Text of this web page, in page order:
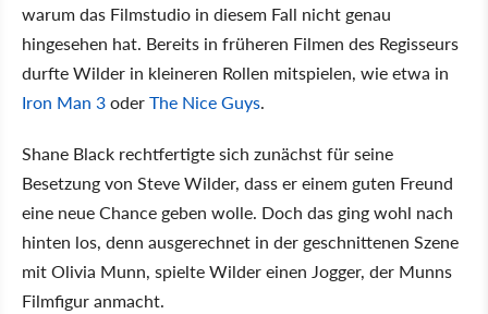
warum das Filmstudio in diesem Fall nicht genau
hingesehen hat. Bereits in früheren Filmen des Regisseurs
durfte Wilder in kleineren Rollen mitspielen, wie etwa in
Iron Man 3oderThe Nice Guys.
Shane Black rechtfertigte sich zunächst für seine
Besetzung von Steve Wilder, dass er einem guten Freund
eine neue Chance geben wolle. Doch das ging wohl nach
hinten los, denn ausgerechnet in der geschnittenen Szene
mit Olivia Munn, spielte Wilder einen Jogger, der Munns
Filmfigur anmacht.